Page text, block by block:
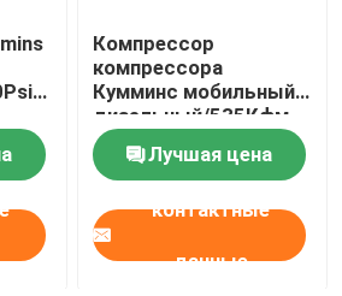
Компрессор
компрессора
Кумминс мобильный
дизельный/535Кфм
190Пси дизельный
для Сандбластинг
Лучшая цена
контактные
данные